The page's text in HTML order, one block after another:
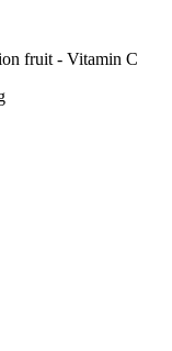
fruit - Vitamin C